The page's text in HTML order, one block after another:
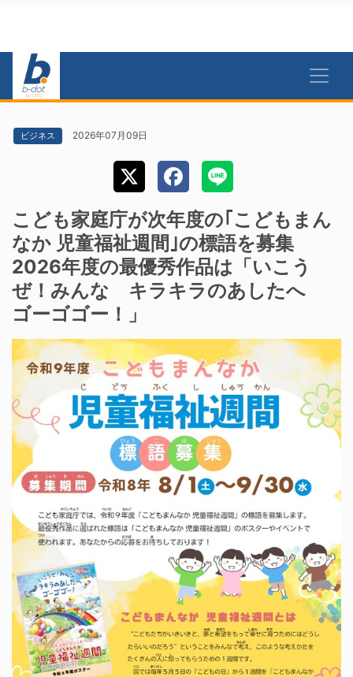
ビジネス 2026年07月09日
こども家庭庁が次年度の｢こどもまん
なか 児童福祉週間｣の標語を募集
2026年度の最優秀作品は「いこう
ぜ！みんな キラキラのあしたへ
ゴーゴゴー！」